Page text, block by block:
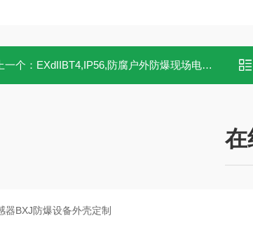
上一个： EXdIIBT4,IP56,防腐户外防爆现场电控箱
在